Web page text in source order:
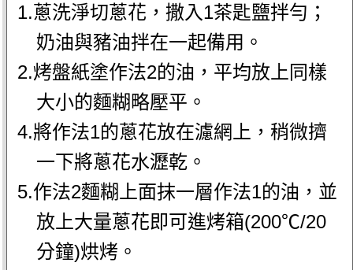
1.蔥洗淨切蔥花，撒入1茶匙鹽拌勻；
奶油與豬油拌在一起備用。
2.烤盤紙塗作法2的油，平均放上同樣
大小的麵糊略壓平。
4.將作法1的蔥花放在濾網上，稍微擠
一下將蔥花水瀝乾。
5.作法2麵糊上面抹一層作法1的油，並
放上大量蔥花即可進烤箱(200℃/20
分鐘)烘烤。